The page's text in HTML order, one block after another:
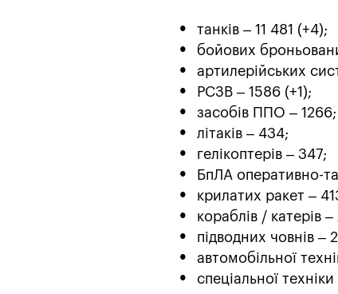
танків – 11 481 (+4);
бойових
артилерійських
РСЗВ – 1586 (+1);
засобів ППО – 1266;
літаків – 434;
гелікоптерів – 347;
БпЛА оперативно-
крилатих ракет –
кораблів / катерів –
підводних човнів –
автомобільної
спеціальної